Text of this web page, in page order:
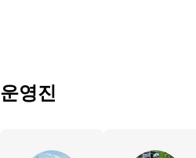
운영진